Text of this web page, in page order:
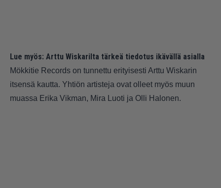
Lue myös: Arttu Wiskarilta tärkeä tiedotus ikävällä asialla
Mökkitie Records on tunnettu erityisesti Arttu Wiskarin
itsensä kautta. Yhtiön artisteja ovat olleet myös muun
muassa Erika Vikman, Mira Luoti ja Olli Halonen.